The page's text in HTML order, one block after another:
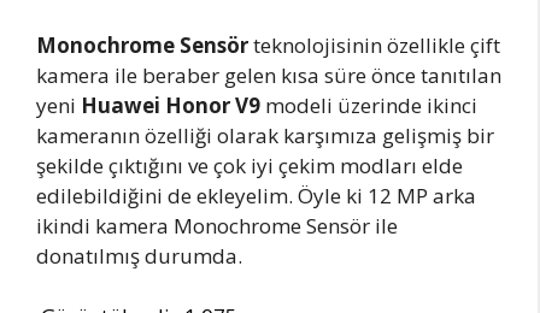
Monochrome Sensörteknolojisinin özellikle çift
kamera ile beraber gelen kısa süre önce tanıtılan
yeni Huawei Honor V9 modeli üzerinde ikinci
kameranın özelliği olarak karşımıza gelişmiş bir
şekilde çıktığını ve çok iyi çekim modları elde
edilebildiğini de ekleyelim. Öyle ki 12 MP arka
ikindi kamera Monochrome Sensör ile
donatılmış durumda.